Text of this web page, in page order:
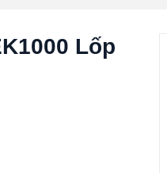
Lốp